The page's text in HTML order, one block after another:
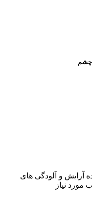
چشم
آرایش و آلودگی های
مورد نیاز